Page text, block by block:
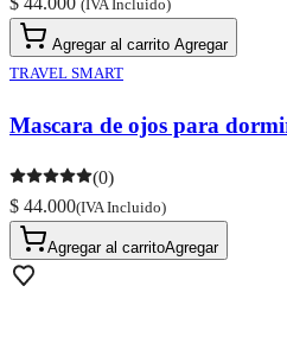
(IVA Incluido)
Agregar al carrito Agregar
TRAVEL SMART
Mascara de ojos para
(0)
$ 44.000(IVA Incluido)
Agregar al carritoAgregar